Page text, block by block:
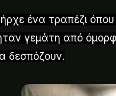
ένα τραπέζι
γεμάτη από
δεσπόζουν.